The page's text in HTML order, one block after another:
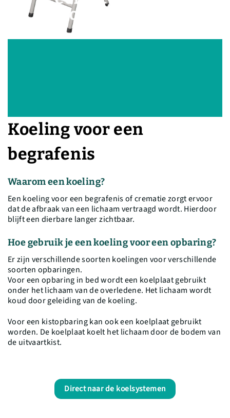
of crematie
Koeling voor een
begrafenis
Waarom een koeling?
Een koeling voor een begrafenis of crematie zorgt ervoor
dat de afbraak van een lichaam vertraagd wordt. Hierdoor
blijft een dierbare langer zichtbaar.
Hoe gebruik je een koeling voor een opbaring?
Er zijn verschillende soorten koelingen voor verschillende
soorten opbaringen.
Voor een opbaring in bed wordt een koelplaat gebruikt
onder het lichaam van de overledene. Het lichaam wordt
koud door geleiding van de koeling.
Voor een kistopbaring kan ook een koelplaat gebruikt
worden. De koelplaat koelt het lichaam door de bodem van
de uitvaartkist.
Direct naar de koelsystemen